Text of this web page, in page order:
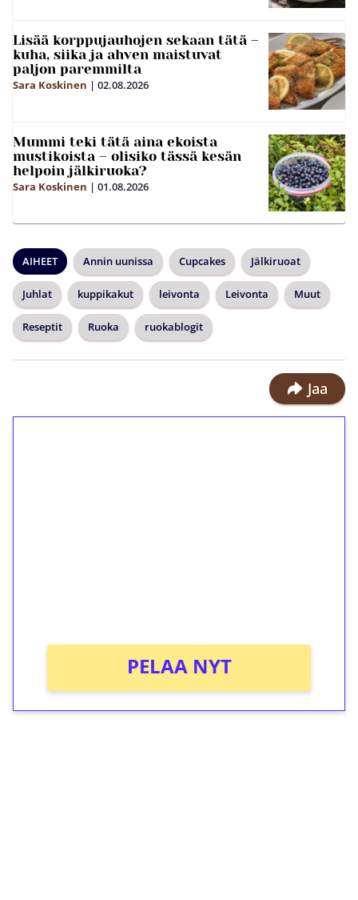
Lisää korppujauhojen sekaan tätä –
kuha, siika ja ahven maistuvat
paljon paremmilta
Sara Koskinen | 02.08.2026
Mummi teki tätä aina ekoista
mustikoista – olisiko tässä kesän
helpoin jälkiruoka?
Sara Koskinen | 01.08.2026
AIHEET Annin uunissa Cupcakes Jälkiruoat
Juhlat kuppikakut leivonta Leivonta Muut
Reseptit Ruoka ruokablogit
Jaa
PELAA NYT